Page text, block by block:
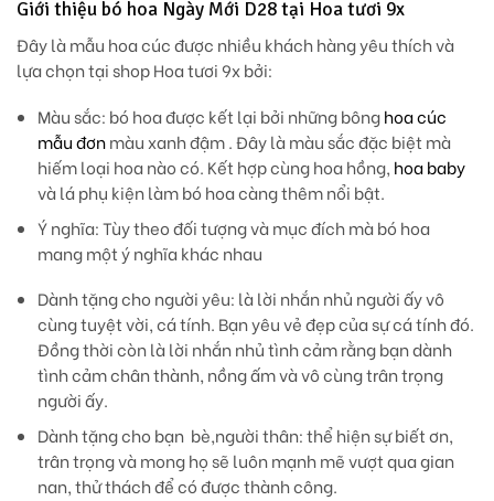
Giới thiệu bó hoa Ngày Mới D28 tại Hoa tươi 9x
Đây là mẫu hoa cúc được nhiều khách hàng yêu thích và
lựa chọn tại shop Hoa tươi 9x bởi:
Màu sắc: bó hoa được kết lại bởi những bônghoa cúc
mẫu đơnmàu xanh đậm . Đây là màu sắc đặc biệt mà
hiếm loại hoa nào có. Kết hợp cùng hoa hồng, hoa baby
và lá phụ kiện làm bó hoa càng thêm nổi bật.
Ý nghĩa:Tùy theo đối tượng và mục đích mà bó hoa
mang một ý nghĩa khác nhau
Dành tặng cho người yêu: là lời nhắn nhủ người ấy vô
cùng tuyệt vời, cá tính. Bạn yêu vẻ đẹp của sự cá tính đó.
Đồng thời còn là lời nhắn nhủ tình cảm rằng bạn dành
tình cảm chân thành, nồng ấm và vô cùng trân trọng
người ấy.
Dành tặng cho bạn bè,người thân: thể hiện sự biết ơn,
trân trọng và mong họ sẽ luôn mạnh mẽ vượt qua gian
nan, thử thách để có được thành công.